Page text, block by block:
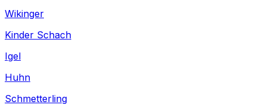
Wikinger
Kinder Schach
Igel
Huhn
Schmetterling